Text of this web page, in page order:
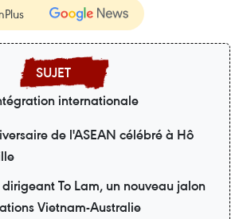
internationale
de l'ASEAN célébré à Hô
To Lam, un nouveau jalon
Vietnam-Australie